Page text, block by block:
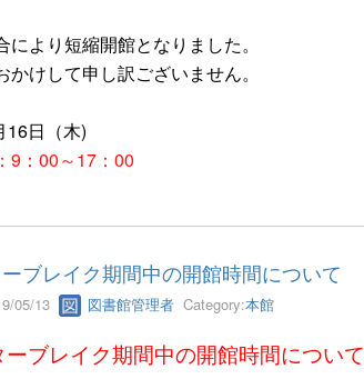
により短縮開館となりました。
かけして申し訳ございません。
16日（木)
9：00～17：00
ブレイク期間中の開館時間について
05/13 図書館管理者Category:本館
ーブレイク期間中の開館時間について